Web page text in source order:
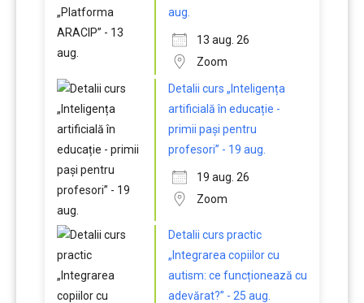
aug.
13 aug. 26
Zoom
Detalii curs „Inteligența
artificială în educație -
primii pași pentru
profesori” - 19 aug.
19 aug. 26
Zoom
Detalii curs practic
„Integrarea copiilor cu
autism: ce funcționează cu
adevărat?” - 25 aug.